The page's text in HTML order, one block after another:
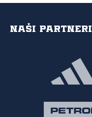
Naši partneri